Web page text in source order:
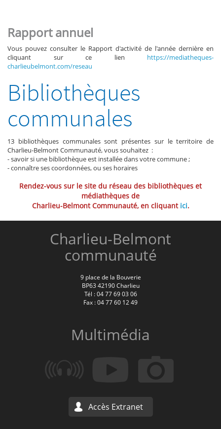
Rapport annuel
Vous pouvez consulter le Rapport d'activité de l'année dernière en
cliquant sur ce lien https://mediatheques-
charlieubelmont.com/reseau
Bibliothèques
communales
13 bibliothèques communales sont présentes sur le territoire de
Charlieu-Belmont Communauté, vous souhaitez :
- savoir si une bibliothèque est installée dans votre commune ;
- connaître ses coordonnées, ou ses horaires
Rendez-vous sur le site du réseau des bibliothèques et
médiathèques de
Charlieu-Belmont Communauté, en cliquant ici.
Charlieu-Belmont
communauté
9 place de la Bouverie
BP63 42190 Charlieu
Tél : 04 77 69 03 06
Fax : 04 77 60 12 49
Multimédia
Accès Extranet